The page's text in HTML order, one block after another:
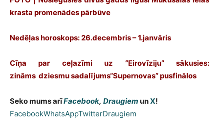
krasta promenādes pārbūve
Nedēļas horoskops: 26.decembris – 1.janvāris
Cīņa par ceļazīmi uz “Eirovīziju” sākusies:
zināms dziesmu sadalījums“Supernovas” pusfinālos
Seko mums arīFacebook, Draugiem unX!
FacebookWhatsAppTwitterDraugiem